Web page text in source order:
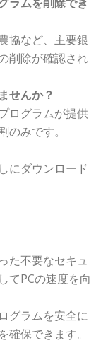
協など、主要銀
削除が確認され
せんか？
ログラムが提供
みです。
にダウンロード
た不要なセキュ
てPCの速度を向
グラムを安全に
保できます。